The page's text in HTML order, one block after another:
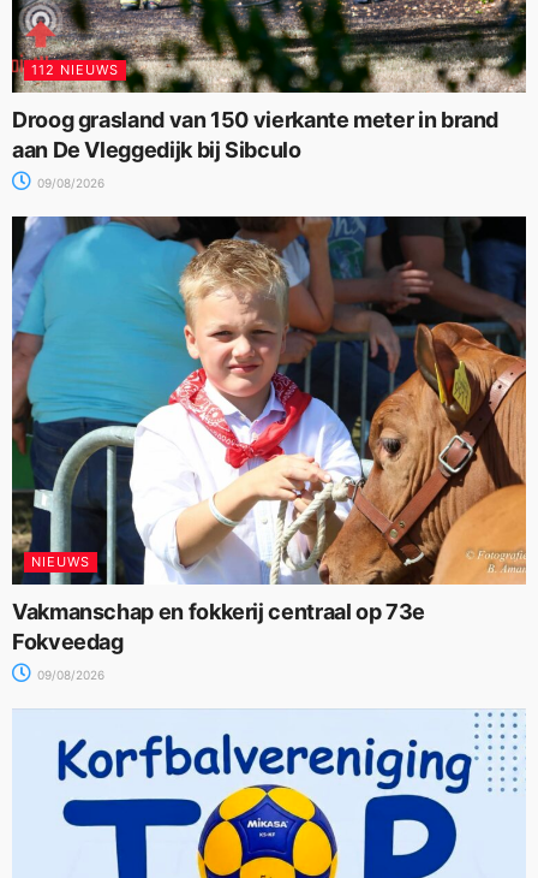
112 NIEUWS
Droog grasland van 150 vierkante meter in brand
aan De Vleggedijk bij Sibculo
09/08/2026
NIEUWS
Vakmanschap en fokkerij centraal op 73e
Fokveedag
09/08/2026